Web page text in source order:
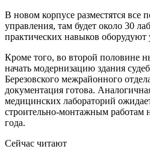
В новом корпусе разместятся все
управления, там будет около 30
практических навыков
Кроме того, во второй половине
начать модернизацию здания
Березовского межрайонного
документация готова.
медицинских лабораторий
строительно-монтажным работам
года.
Сейчас читают